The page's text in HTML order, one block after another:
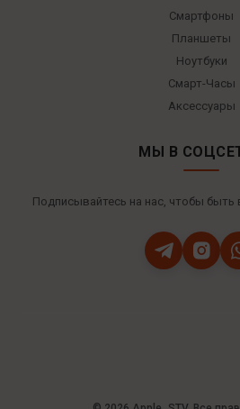
Смартфоны
Планшеты
Ноутбуки
Смарт-Часы
Аксессуары
МЫ В
Подписывайтесь на нас, чтобы быть